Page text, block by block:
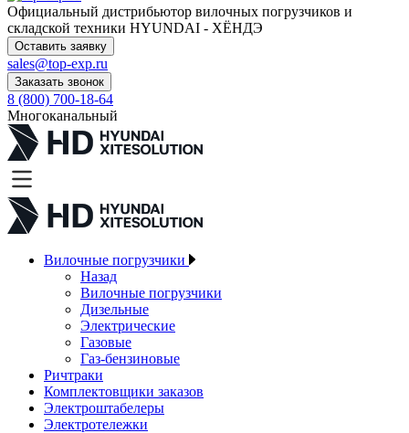
Официальный дистрибьютор вилочных погрузчиков и
складской техники HYUNDAI - ХЁНДЭ
Оставить заявку
sales@top-exp.ru
Заказать звонок
8 (800) 700-18-64
Многоканальный
Вилочные погрузчики
Назад
Вилочные погрузчики
Дизельные
Электрические
Газовые
Газ-бензиновые
Ричтраки
Комплектовщики заказов
Электроштабелеры
Электротележки